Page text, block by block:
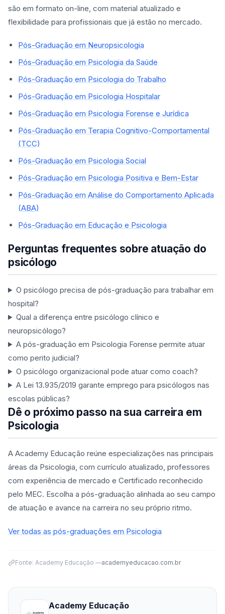
são em formato on-line, com material atualizado e
flexibilidade para profissionais que já estão no mercado.
Pós-Graduação em Neuropsicologia
Pós-Graduação em Psicologia da Saúde
Pós-Graduação em Psicologia do Trabalho
Pós-Graduação em Psicologia Hospitalar
Pós-Graduação em Psicologia Forense e Jurídica
Pós-Graduação em Terapia Cognitivo-Comportamental
(TCC)
Pós-Graduação em Psicologia Social
Pós-Graduação em Psicologia Positiva e Bem-Estar
Pós-Graduação em Análise do Comportamento Aplicada
(ABA)
Pós-Graduação em Educação e Psicologia
Perguntas frequentes sobre atuação do
psicólogo
O psicólogo precisa de pós-graduação para trabalhar em
hospital?
Qual a diferença entre psicólogo clínico e
neuropsicólogo?
A pós-graduação em Psicologia Forense permite atuar
como perito judicial?
O psicólogo organizacional pode atuar como coach?
A Lei 13.935/2019 garante emprego para psicólogos nas
escolas públicas?
Dê o próximo passo na sua carreira em
Psicologia
A Academy Educação reúne especializações nas principais
áreas da Psicologia, com currículo atualizado, professores
com experiência de mercado e Certificado reconhecido
pelo MEC. Escolha a pós-graduação alinhada ao seu campo
de atuação e avance na carreira no seu próprio ritmo.
Ver todas as pós-graduações em Psicologia
Fonte: Academy Educação —academyeducacao.com.br
Academy Educação